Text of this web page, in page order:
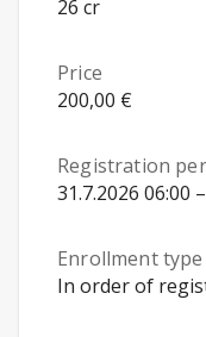
26 cr
Price
200,00 €
Registration
31.7.2026 06:00
Enrollment type
In order of